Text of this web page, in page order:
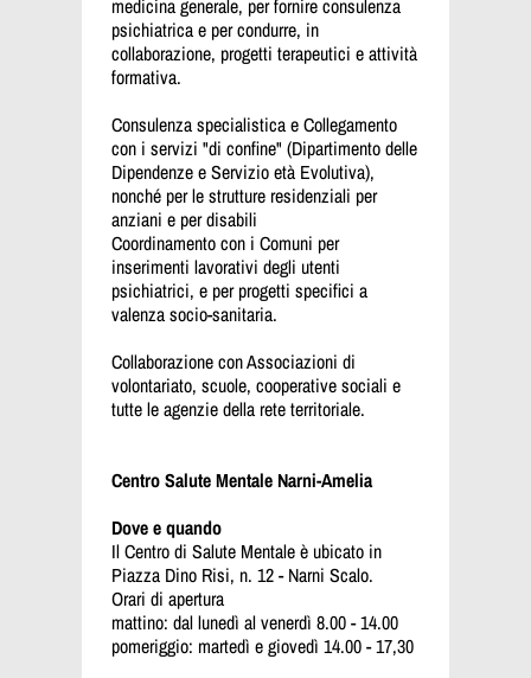
medicina generale, per fornire consulenza
psichiatrica e per condurre, in
collaborazione, progetti terapeutici e attività
formativa.
Consulenza specialistica e Collegamento
con i servizi "di confine" (Dipartimento delle
Dipendenze e Servizio età Evolutiva),
nonché per le strutture residenziali per
anziani e per disabili
Coordinamento con i Comuni per
inserimenti lavorativi degli utenti
psichiatrici, e per progetti specifici a
valenza socio-sanitaria.
Collaborazione con Associazioni di
volontariato, scuole, cooperative sociali e
tutte le agenzie della rete territoriale.
Centro Salute Mentale Narni-Amelia
Dove e quando
Il Centro di Salute Mentale è ubicato in
Piazza Dino Risi, n. 12 - Narni Scalo.
Orari di apertura
mattino: dal lunedì al venerdì 8.00 - 14.00
pomeriggio: martedì e giovedì 14.00 - 17,30